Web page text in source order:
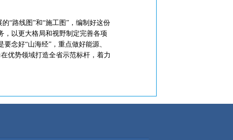
“路线图”和“施工图”，编制好这份
，以更大格局和视野制定完善各项
念好“山海经”，重点做好能源、
优势领域打造全省示范标杆，着力